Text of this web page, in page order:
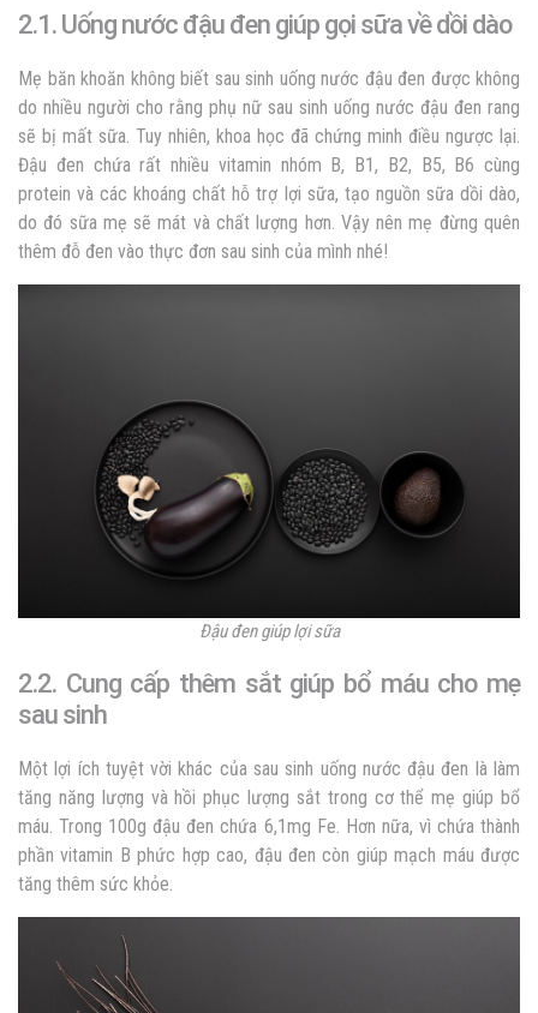
2.1. Uống nước đậu đen giúp gọi sữa về dồi dào
Mẹ băn khoăn không biết sau sinh uống nước đậu đen được không
do nhiều người cho rằng phụ nữ sau sinh uống nước đậu đen rang
sẽ bị mất sữa. Tuy nhiên, khoa học đã chứng minh điều ngược lại.
Đậu đen chứa rất nhiều vitamin nhóm B, B1, B2, B5, B6 cùng
protein và các khoáng chất hỗ trợ lợi sữa, tạo nguồn sữa dồi dào,
do đó sữa mẹ sẽ mát và chất lượng hơn. Vậy nên mẹ đừng quên
thêm đỗ đen vào thực đơn sau sinh của mình nhé!
Đậu đen giúp lợi sữa
2.2. Cung cấp thêm sắt giúp bổ máu cho mẹ
sau sinh
Một lợi ích tuyệt vời khác của sau sinh uống nước đậu đen là làm
tăng năng lượng và hồi phục lượng sắt trong cơ thể mẹ giúp bổ
máu.Trong 100g đậu đen chứa 6,1mg Fe. Hơn nữa, vì chứa thành
phần vitamin B phức hợp cao, đậu đen còn giúp mạch máu được
tăng thêm sức khỏe.